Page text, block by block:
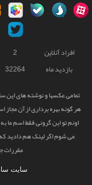
افراد آنلاین 2
بازدید ماه
32264
تمامی عکسها و نوشته های این
هر گونه بهره برداری از آن
اونم تو این گرونی فقط اسم ما
می شوم اگر لینک هم دادید
مقررات
سایت